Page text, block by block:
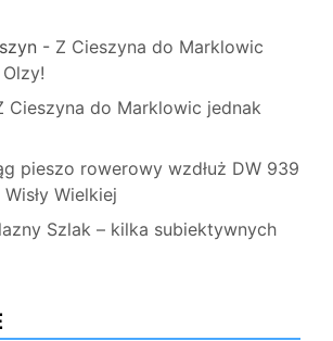
- Z Cieszyna do Marklowic
Cieszyna do Marklowic jednak
pieszo rowerowy wzdłuż DW 939
Wielkiej
Szlak – kilka subiektywnych